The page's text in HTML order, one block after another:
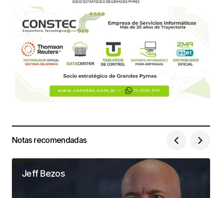
Notas recomendadas
Jeff Bezos